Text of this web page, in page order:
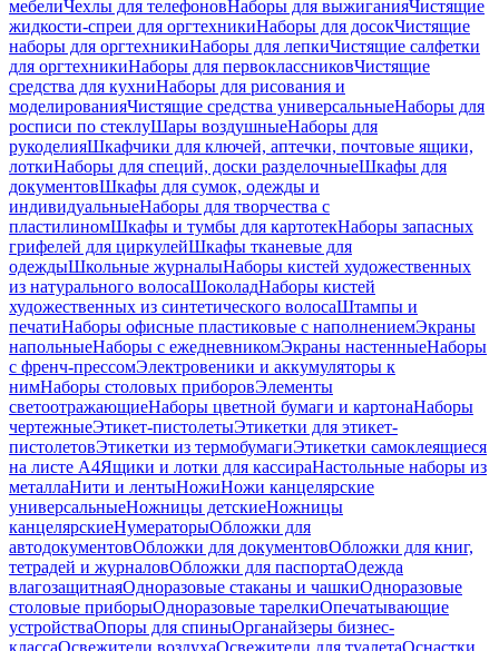
мебелиЧехлы для телефоновНаборы для выжиганияЧистящие
жидкости-спреи для оргтехникиНаборы для досокЧистящие
наборы для оргтехникиНаборы для лепкиЧистящие салфетки
для оргтехникиНаборы для первоклассниковЧистящие
средства для кухниНаборы для рисования и
моделированияЧистящие средства универсальныеНаборы для
росписи по стеклуШары воздушныеНаборы для
рукоделияШкафчики для ключей, аптечки, почтовые ящики,
лоткиНаборы для специй, доски разделочныеШкафы для
документовШкафы для сумок, одежды и
индивидуальныеНаборы для творчества с
пластилиномШкафы и тумбы для картотекНаборы запасных
грифелей для циркулейШкафы тканевые для
одеждыШкольные журналыНаборы кистей художественных
из натурального волосаШоколадНаборы кистей
художественных из синтетического волосаШтампы и
печатиНаборы офисные пластиковые с наполнениемЭкраны
напольныеНаборы с ежедневникомЭкраны настенныеНаборы
с френч-прессомЭлектровеники и аккумуляторы к
нимНаборы столовых приборовЭлементы
светоотражающиеНаборы цветной бумаги и картонаНаборы
чертежныеЭтикет-пистолетыЭтикетки для этикет-
пистолетовЭтикетки из термобумагиЭтикетки самоклеящиеся
на листе А4Ящики и лотки для кассираНастольные наборы из
металлаНити и лентыНожиНожи канцелярские
универсальныеНожницы детскиеНожницы
канцелярскиеНумераторыОбложки для
автодокументовОбложки для документовОбложки для книг,
тетрадей и журналовОбложки для паспортаОдежда
влагозащитнаяОдноразовые стаканы и чашкиОдноразовые
столовые приборыОдноразовые тарелкиОпечатывающие
устройстваОпоры для спиныОрганайзеры бизнес-
классаОсвежители воздухаОсвежители для туалетаОснастки